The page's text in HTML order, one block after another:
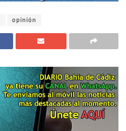
opinión